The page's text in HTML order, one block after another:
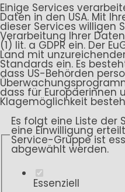
Einige Services
Daten in den USA. Mit
dieser Services willigen
Verarbeitung Ihrer
(1) lit. a GDPR ein. Der
Land mit
Standards ein. Es
dass US-Behörden
dass für Europäerinnen
Klagemöglichkeit
Es folgt eine Liste der
eine Einwilligung
Service-Gruppe ist
abgewählt werden.
Essenziell